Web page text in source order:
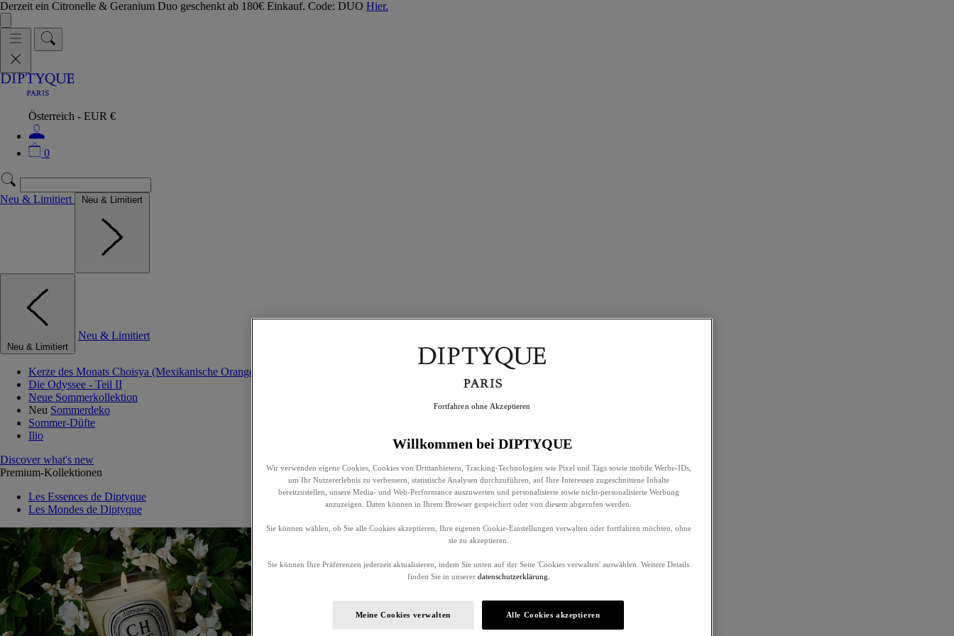
Derzeit ein Citronelle & Geranium Duo geschenkt ab 180€ Einkauf. Code: DUO Hier.
Österreich - EUR €
0
Neu & Limitiert Neu & Limitiert
Neu & Limitiert
Neu & Limitiert
Kerze des Monats Choisya (Mexikanische Orangenblume)
Die Odyssee - Teil II
Neue Sommerkollektion
Neu Sommerdeko
Sommer-Düfte
Ilio
Discover what's new
Premium-Kollektionen
Les Essences de Diptyque
Les Mondes de Diptyque
Willkommen bei DIPTYQUE
Wir verwenden eigene Cookies, Cookies von Drittanbietern, Tracking-Technologien wie Pixel und Tags sowie mobile Werbe-IDs,
um Ihr Nutzererlebnis zu verbessern, statistische Analysen durchzuführen, auf Ihre Interessen zugeschnittene Inhalte
bereitzustellen, unsere Media- und Web-Performance auszuwerten und personalisierte sowie nicht-personalisierte Werbung
anzuzeigen. Daten können in Ihrem Browser gespeichert oder von diesem abgerufen werden.
Sie können wählen, ob Sie alle Cookies akzeptieren, Ihre eigenen Cookie-Einstellungen verwalten oder fortfahren möchten, ohne
sie zu akzeptieren.
Sie können Ihre Präferenzen jederzeit aktualisieren, indem Sie unten auf der Seite 'Cookies verwalten' auswählen. Weitere Details
finden Sie in unserer datenschutzerklärung.
Meine Cookies verwalten Alle Cookies akzeptieren
Fortfahren ohne Akzeptieren